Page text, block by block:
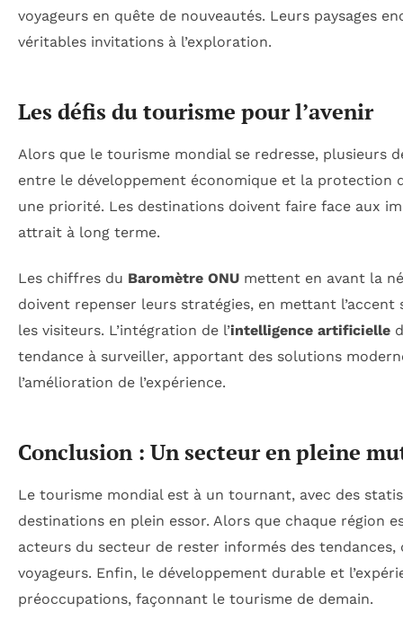
voyageurs en quête de nouveautés. Leurs paysages
véritables invitations à l’exploration.
Les défis du tourisme pour l’avenir
Alors que le tourisme mondial se redresse, plusieurs
entre le développement économique et la protection
une priorité. Les destinations doivent faire face aux
attrait à long terme.
Les chiffres du Baromètre ONU mettent en avant la
doivent repenser leurs stratégies, en mettant
les visiteurs. L’intégration de l’intelligence artificielle
tendance à surveiller, apportant des solutions
l’amélioration de l’expérience.
Conclusion : Un secteur en pleine
Le tourisme mondial est à un tournant, avec des
destinations en plein essor. Alors que chaque région
acteurs du secteur de rester informés des
voyageurs. Enfin, le développement durable et
préoccupations, façonnant le tourisme de demain.